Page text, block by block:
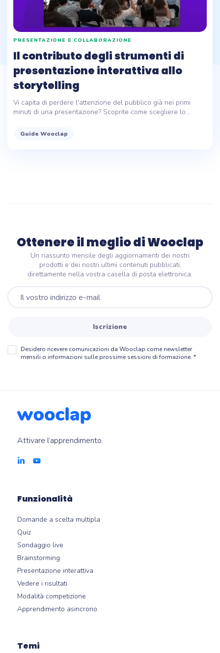
PRESENTAZIONE E COLLABORAZIONE
Il contributo degli strumenti di
presentazione interattiva allo
storytelling
Vi capita di perdere l'attenzione del pubblico già nei primi
minuti di una presentazione? Scoprite come scegliere lo...
Guide Wooclap
Ottenere il meglio di Wooclap
Un riassunto mensile degli aggiornamenti dei nostri
prodotti e dei nostri ultimi contenuti pubblicati,
direttamente nella vostra casella di posta elettronica.
Iscrizione
Desidero ricevere comunicazioni da Wooclap come newsletter
mensili o informazioni sulle prossime sessioni di formazione. *
Attivare l’apprendimento.
Funzionalità
Domande a scelta multipla
Quiz
Sondaggio live
Brainstorming
Presentazione interattiva
Vedere i risultati
Modalità competizione
Apprendimento asincrono
Temi